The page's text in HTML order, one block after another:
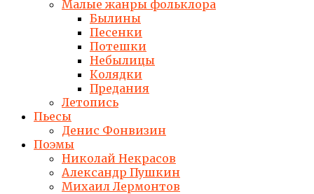
Малые жанры фольклора
Былины
Песенки
Потешки
Небылицы
Колядки
Предания
Летопись
Пьесы
Денис Фонвизин
Поэмы
Николай Некрасов
Александр Пушкин
Михаил Лермонтов